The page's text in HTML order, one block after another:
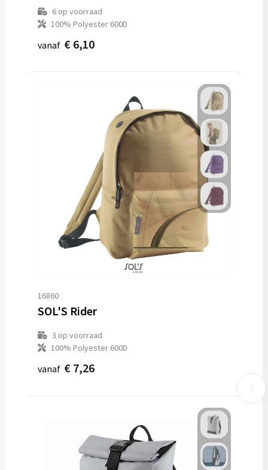
6op voorraad
100% Polyester 600D
vanaf € 6,10
16860
SOL'S Rider
3 op voorraad
100% Polyester 600D
vanaf € 7,26